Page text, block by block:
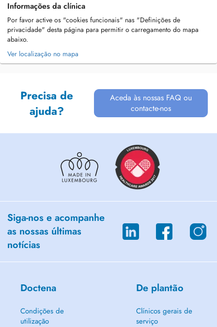
Informações da clínica
Por favor active os "cookies funcionais" nas "Definições de
privacidade" desta página para permitir o carregamento do mapa
abaixo.
Ver localização no mapa
Precisa de
ajuda?
Aceda às nossas FAQ ou
contacte-nos
Siga-nos e acompanhe
as nossas últimas
notícias
Doctena
Condições de
utilização
De plantão
Clínicos gerais de
serviço